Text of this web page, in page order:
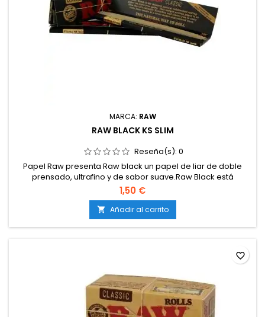
MARCA: RAW
RAW BLACK KS SLIM
Reseña(s): 0
Papel Raw presenta Raw black un papel de liar de doble
prensado, ultrafino y de sabor suave.Raw Black está
fabricado con mezcla de fibras de lino y arroz, libre de cloro
y aditivos, es un papel de liar totalmente natural.
1,50 €
 Añadir al carrito
favorite_border